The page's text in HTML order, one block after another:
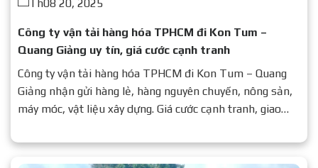
Th08 20, 2025
Công ty vận tải hàng hóa TPHCM đi Kon Tum –
Quang Giảng uy tín, giá cước cạnh tranh
Công ty vận tải hàng hóa TPHCM đi Kon Tum – Quang
Giảng nhận gửi hàng lẻ, hàng nguyên chuyến, nông sản,
máy móc, vật liệu xây dựng. Giá cước cạnh tranh, giao